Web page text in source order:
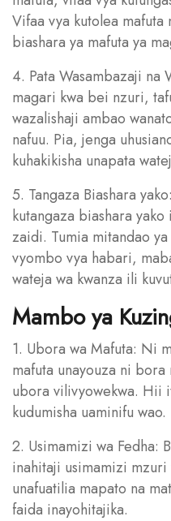
Vifaa vya kutolea
biashara ya mafuta ya
4. Pata Wasambazaji na
magari kwa bei nzuri,
wazalishaji ambao
nafuu. Pia, jenga
kuhakikisha unapata
5. Tangaza Biashara
kutangaza biashara
zaidi. Tumia mitandao
vyombo vya habari,
wateja wa kwanza ili
Mambo ya
1. Ubora wa Mafuta: Ni
mafuta unayouza ni
ubora vilivyowekwa. Hii
kudumisha uaminifu wao.
2. Usimamizi wa Fedha:
inahitaji usimamizi
unafuatilia mapato na
faida inayohitajika.